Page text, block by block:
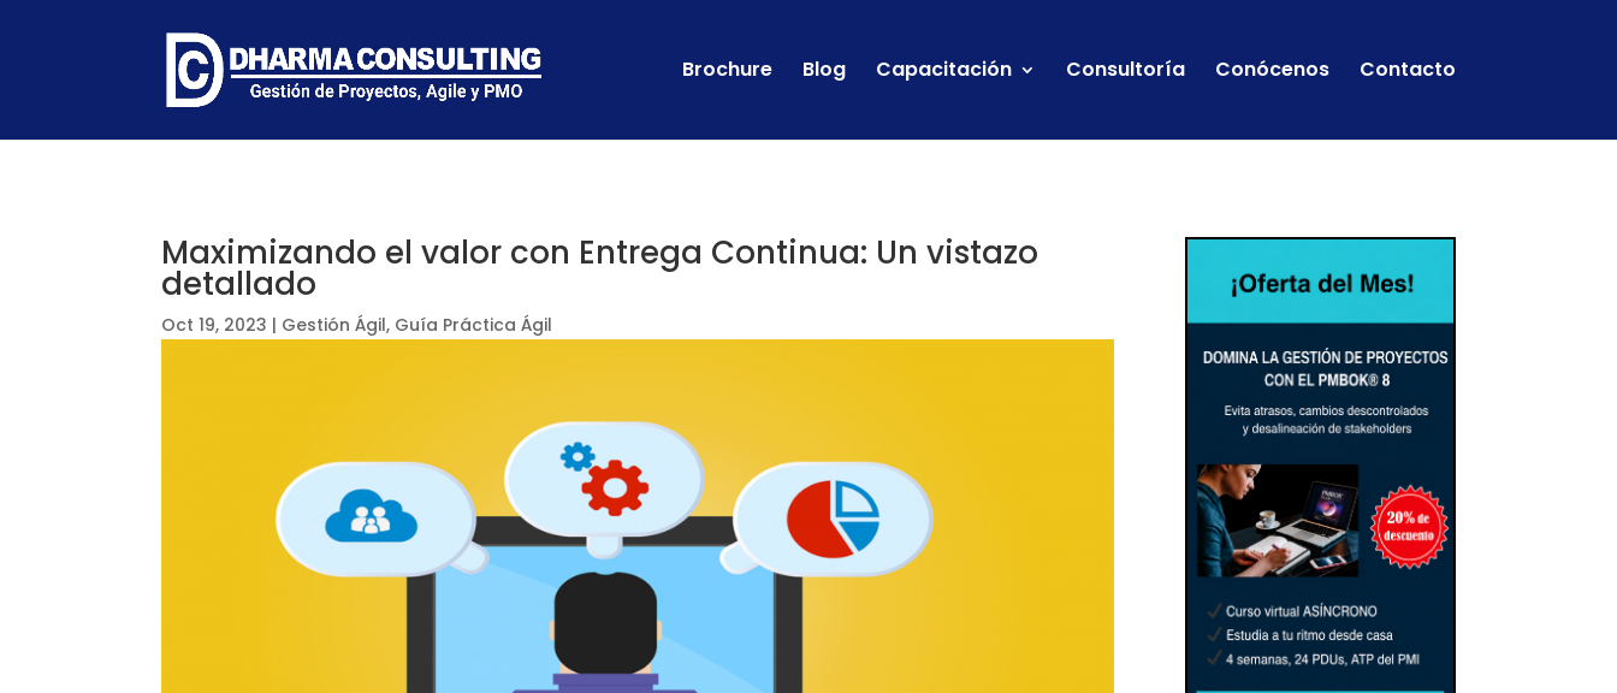
Brochure Blog Capacitación Consultoría Conócenos Contacto
Maximizando el valor con Entrega Continua: Un vistazo
detallado
Oct 19, 2023 | Gestión Ágil, Guía Práctica Ágil